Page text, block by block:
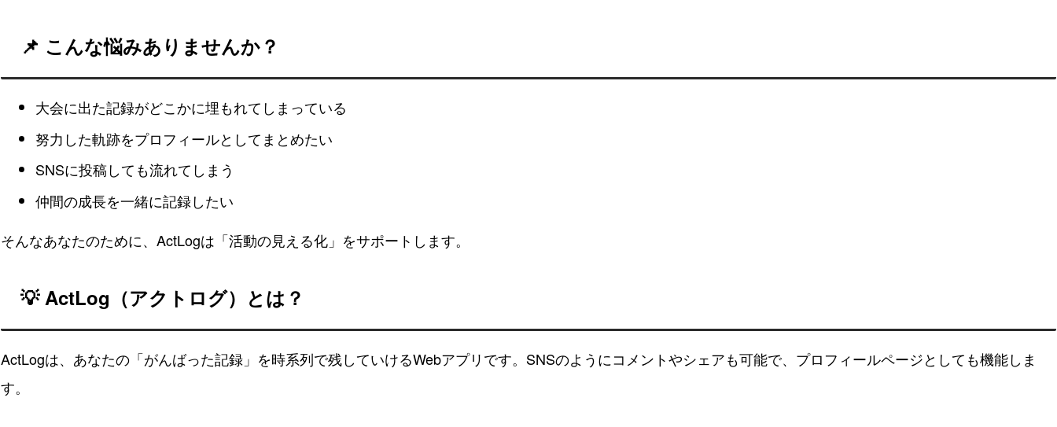
📌 こんな悩みありませんか？
大会に出た記録がどこかに埋もれてしまっている
努力した軌跡をプロフィールとしてまとめたい
SNSに投稿しても流れてしまう
仲間の成長を一緒に記録したい
そんなあなたのために、ActLogは「活動の見える化」をサポートします。
💡 ActLog（アクトログ）とは？
ActLogは、あなたの「がんばった記録」を時系列で残していけるWebアプリです。SNSのようにコメントやシェアも可能で、プロフィールページとしても機能しま
す。